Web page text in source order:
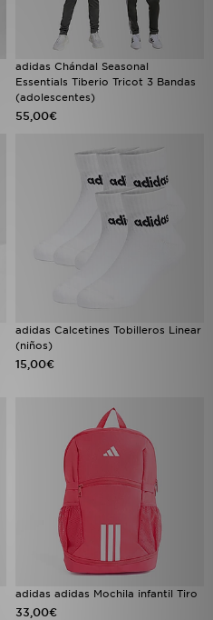
adidas Chándal Seasonal
Essentials Tiberio Tricot 3 Bandas
(adolescentes)
55,00€
adidas Calcetines Tobilleros Linear
(niños)
15,00€
adidas adidas Mochila infantil Tiro
33,00€